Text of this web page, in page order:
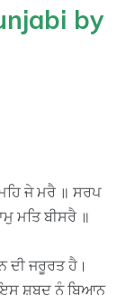
by
ਜੇ ਮਰੈ ॥ ਸਰਪ
ਮਤਿ ਬੀਸਰੈ ॥
ਦੀ ਜਰੂਰਤ ਹੈ।
ਇਸ ਸ਼ਬਦ ਨੂੰ ਬਿਆਨ